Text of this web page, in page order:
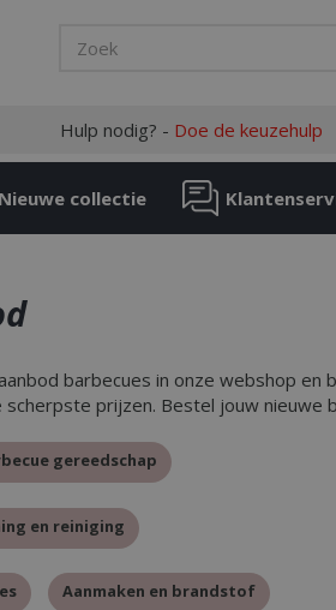
Hulp nodig? - Doe de keuzehulp
Nieuwe collectie
barbecues in onze webshop
prijzen. Bestel jouw nieuwe
gereedschap
en reiniging
Aanmaken en brandstof